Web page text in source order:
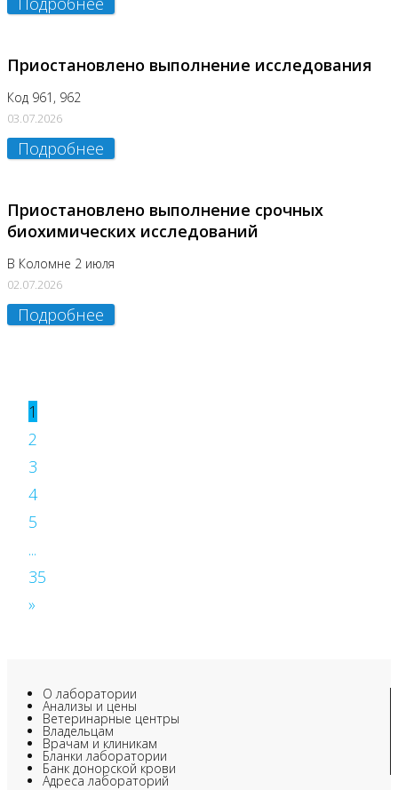
Приостановлено выполнение исследования
Код 961, 962
03.07.2026
Подробнее
Приостановлено выполнение срочных
биохимических исследований
В Коломне 2 июля
02.07.2026
Подробнее
1
2
3
4
5
...
35
»
О лаборатории
Анализы и цены
Ветеринарные центры
Владельцам
Врачам и клиникам
Бланки лаборатории
Банк донорской крови
Адреса лабораторий